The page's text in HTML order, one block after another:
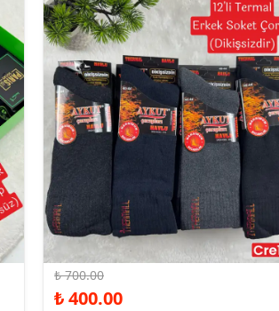
%43 İndirim
₺ 700.00
₺ 400.00